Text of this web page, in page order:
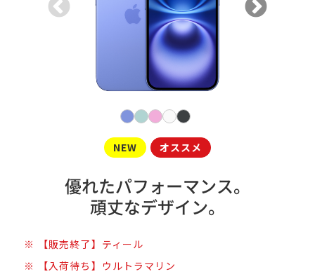
NEW オススメ
優れたパフォーマンス。
頑丈なデザイン。
【販売終了】ティール
【入荷待ち】ウルトラマリン